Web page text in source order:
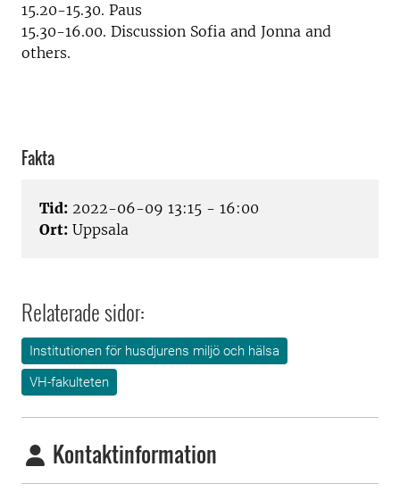
15.20-15.30. Paus
15.30-16.00. Discussion Sofia and Jonna and
others.
Fakta
Tid: 2022-06-09 13:15 - 16:00
Ort: Uppsala
Relaterade sidor:
Institutionen för husdjurens miljö och hälsa
VH-fakulteten
Kontaktinformation